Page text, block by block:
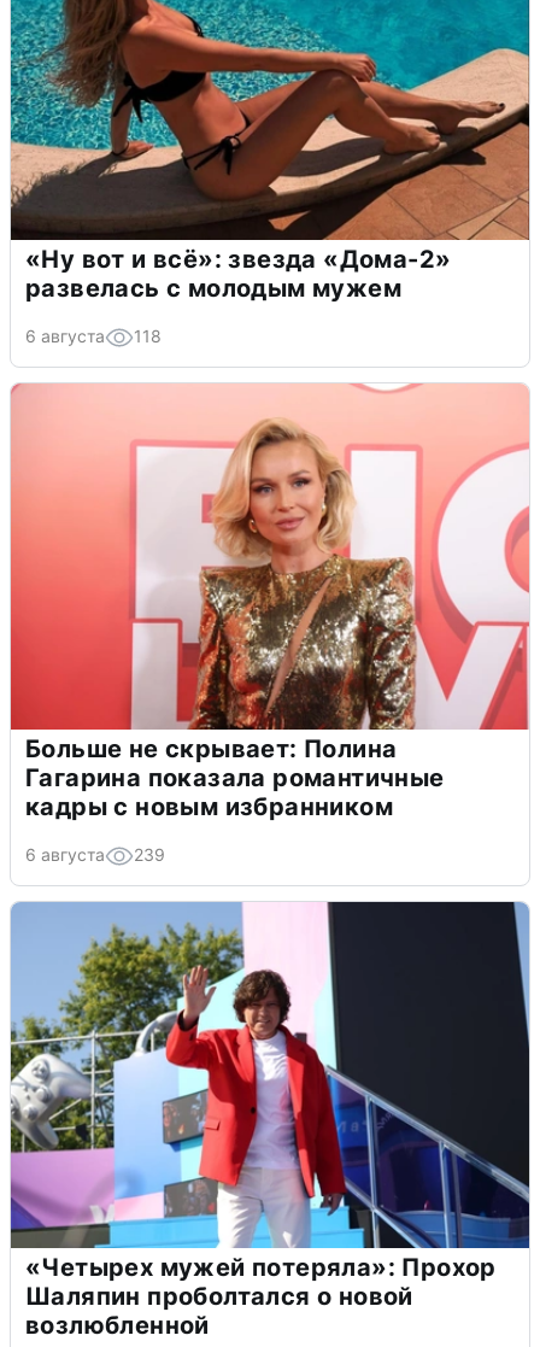
«Ну вот и всё»: звезда «Дома-2»
развелась с молодым мужем
6 августа 118
Больше не скрывает: Полина
Гагарина показала романтичные
кадры с новым избранником
6 августа 239
«Четырех мужей потеряла»: Прохор
Шаляпин проболтался о новой
возлюбленной